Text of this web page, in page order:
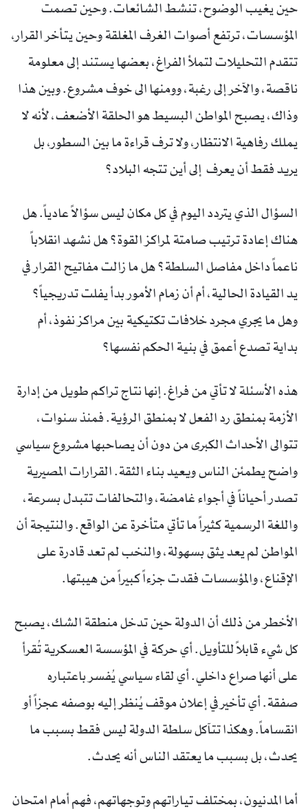
حين يغيب الوضوح، تنشط الشائعات. وحين تصمت
المؤسسات، ترتفع أصوات الغرف المغلقة وحين يتأخر القرار،
تتقدم التحليلات لتملأ الفراغ، بعضها يستند إلى معلومة
ناقصة، والآخر إلى رغبة، وومنها الى خوف مشروع. وبين هذا
وذاك، يصبح المواطن البسيط هو الحلقة الأضعف، لأنه لا
يملك رفاهية الانتظار، ولا ترف قراءة ما بين السطور، بل
يريد فقط أن يعرف إلى أين تتجه البلاد؟
السؤال الذي يتردد اليوم في كل مكان ليس سؤالاً عادياً. هل
هناك إعادة ترتيب صامتة لمراكز القوة؟ هل نشهد انقلاباً
ناعماً داخل مفاصل السلطة؟ هل ما زالت مفاتيح القرار في
يد القيادة الحالية، أم أن زمام الأمور بدأ يفلت تدريجياً؟
وهل ما يجري مجرد خلافات تكتيكية بين مراكز نفوذ، أم
بداية تصدع أعمق في بنية الحكم نفسها؟
هذه الأسئلة لا تأتي من فراغ. إنها نتاج تراكم طويل من إدارة
الأزمة بمنطق رد الفعل لا بمنطق الرؤية. فمنذ سنوات،
تتوالى الأحداث الكبرى من دون أن يصاحبها مشروع سياسي
واضح يطمئن الناس ويعيد بناء الثقة. القرارات المصيرية
تصدر أحياناً في أجواء غامضة، والتحالفات تتبدل بسرعة،
واللغة الرسمية كثيراً ما تأتي متأخرة عن الواقع. والنتيجة أن
المواطن لم يعد يثق بسهولة، والنخب لم تعد قادرة على
الإقناع، والمؤسسات فقدت جزءاً كبيراً من هيبتها.
الأخطر من ذلك أن الدولة حين تدخل منطقة الشك، يصبح
كل شيء قابلاً للتأويل. أي حركة في المؤسسة العسكرية تُقرأ
على أنها صراع داخلي. أي لقاء سياسي يُفسر باعتباره
صفقة. أي تأخير في إعلان موقف يُنظر إليه بوصفه عجزاً أو
انقساماً. وهكذا تتآكل سلطة الدولة ليس فقط بسبب ما
يحدث، بل بسبب ما يعتقد الناس أنه يحدث.
أما المدنيون، بمختلف تياراتهم وتوجهاتهم، فهم أمام امتحان